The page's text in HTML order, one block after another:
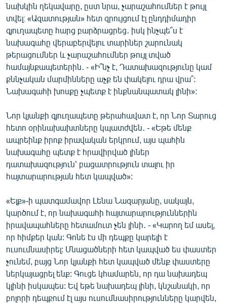
նախկին ղեկավարը, ըստ նրա, չարաշահումներ է թույլ
տվել։ «Ազատության» հետ զրույցում էլ ընդդիմադիր
գյուղապետը հարց բարձրացրեց․ իսկ ինչպե՞ս է
նախագահը վերաբերվելու տարիներ շարունակ
թերացումներ և չարաշահումներ թույլ տված
համայնքապետերին․ - «Ի՞նչ է, Դատախազությունը կամ
քննչական մարմինները աչք են փակելու դրա վրա՞:
Նախագահի խոսքը չպետք է ինքնանպատակ լինի»:
Նոր կյանքի գյուղապետը թերահավատ է, որ Նոր Տարուց
հետո օրինախախտները կպատժվեն․ - «Եթե մենք
ապրեինք իրոք իրավական երկրում, այս պահին
նախագահը պետք է հրավիրված լիներ
դատախազություն՝ բացատրություն տալու իր
հայտարարության հետ կապված»:
«Ելք»-ի պատգամավոր Լենա Նազարյանը, սակայն,
կարծում է, որ նախագահի հայտարարություններին
իրավապահները հետամուտ չեն լինի․ - «Կարող եմ ասել,
որ հիմքեր կան: Գոնե էս մի դեպքը կարելի է
ուսումնասիրել: Մնացածների հետ կապված ես փաստեր
չունեմ, բայց Նոր կյանքի հետ կապված մենք փաստերը
ներկայացրել ենք: Գուցե կհամարեն, որ դա նախադեպ
կլինի իսկապես: Եվ եթե նախադեպ լինի, կնշանակի, որ
բոլորի դեպքում էլ այս ուսումնասիրությունները կարվեն,